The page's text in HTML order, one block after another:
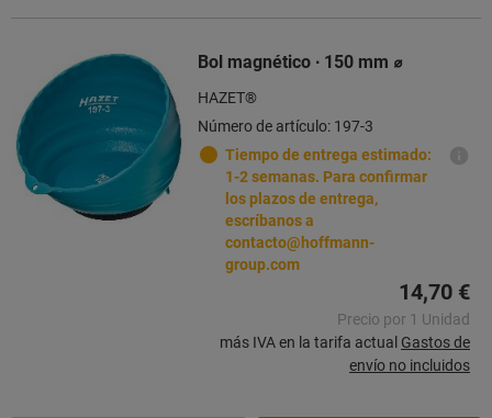
Bol magnético ∙ 150 mm ⌀
HAZET®
Número de artículo: 197-3
Tiempo de entrega estimado:
1-2 semanas. Para confirmar
los plazos de entrega,
escríbanos a
contacto@hoffmann-
group.com
14,70 €
Precio por 1 Unidad
más IVA en la tarifa actual Gastos de
envío no incluidos